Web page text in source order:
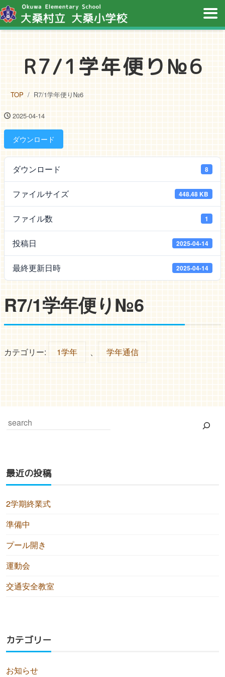
R7/1学年便り№6
TOP R7/1学年便り№6
2025-04-14
ダウンロード
ダウンロード 8
ファイルサイズ 448.48 KB
ファイル数 1
投稿日 2025-04-14
最終更新日時 2025-04-14
R7/1学年便り№6
カテゴリー: 1学年 、 学年通信
最近の投稿
2学期終業式
準備中
プール開き
運動会
交通安全教室
カテゴリー
お知らせ